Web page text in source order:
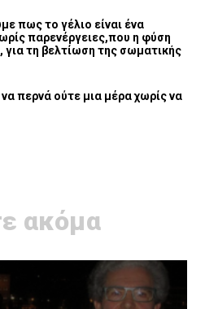
πως το γέλιο είναι ένα
παρενέργειες,που η φύση
τη βελτίωση της σωματικής
περνά ούτε μια μέρα χωρίς να
ακόμα